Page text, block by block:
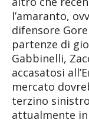
l’amaranto,
difensore
partenze di
Gabbinelli,
accasatosi
mercato
terzino
attualmente